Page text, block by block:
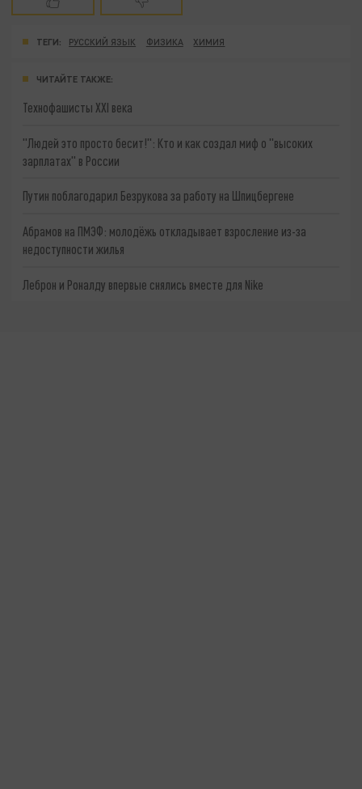
ТЕГИ: РУССКИЙ ЯЗЫК ФИЗИКА ХИМИЯ
ЧИТАЙТЕ ТАКЖЕ:
Технофашисты XXI века
"Людей это просто бесит!": Кто и как создал миф о "высоких
зарплатах" в России
Путин поблагодарил Безрукова за работу на Шпицбергене
Абрамов на ПМЭФ: молодёжь откладывает взросление из-за
недоступности жилья
Леброн и Роналду впервые снялись вместе для Nike